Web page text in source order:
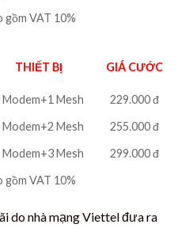
gồm VAT 10%
THIẾT BỊ GIÁ CƯỚC
Modem+1 Mesh
229.000 đ
Modem+2 Mesh
255.000 đ
Modem+3 Mesh
299.000 đ
gồm VAT 10%
do nhà mạng Viettel đưa ra